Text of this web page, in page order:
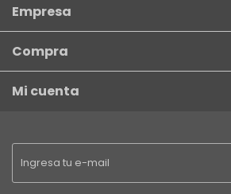
Empresa
Compra
Mi cuenta